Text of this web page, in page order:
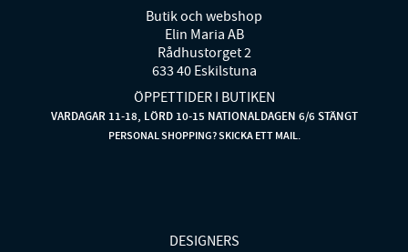
Butik och webshop
Elin Maria AB
Rådhustorget 2
633 40 Eskilstuna
ÖPPETTIDER I BUTIKEN
VARDAGAR 11-18, LÖRD 10-15 NATIONALDAGEN 6/6 STÄNGT
PERSONAL SHOPPING? SKICKA ETT MAIL.
DESIGNERS